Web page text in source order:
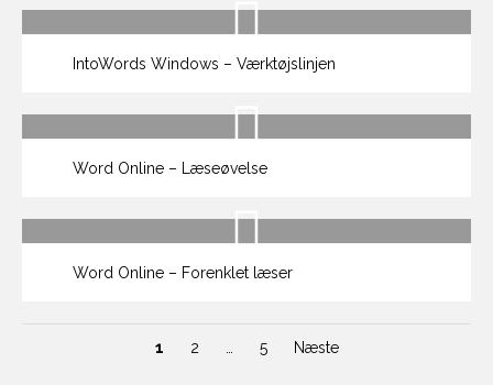
IntoWords Windows – Værktøjslinjen
Word Online – Læseøvelse
Word Online – Forenklet læser
1 2 5 Næste